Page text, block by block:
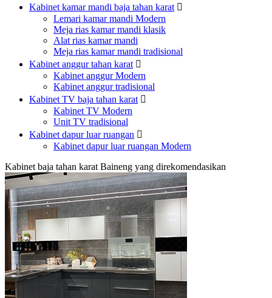
Kabinet kamar mandi baja tahan karat 
Lemari kamar mandi Modern
Meja rias kamar mandi klasik
Alat rias kamar mandi
Meja rias kamar mandi tradisional
Kabinet anggur tahan karat 
Kabinet anggur Modern
Kabinet anggur tradisional
Kabinet TV baja tahan karat 
Kabinet TV Modern
Unit TV tradisional
Kabinet dapur luar ruangan 
Kabinet dapur luar ruangan Modern
Kabinet baja tahan karat Baineng yang direkomendasikan